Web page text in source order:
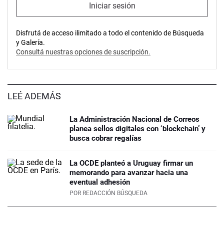
Iniciar sesión
Disfrutá de acceso ilimitado a todo el contenido de Búsqueda
y Galería.
Consultá nuestras opciones de suscripción.
LEÉ ADEMÁS
La Administración Nacional de Correos
planea sellos digitales con ‘blockchain’ y
busca cobrar regalías
La OCDE planteó a Uruguay firmar un
memorando para avanzar hacia una
eventual adhesión
POR REDACCIÓN BÚSQUEDA